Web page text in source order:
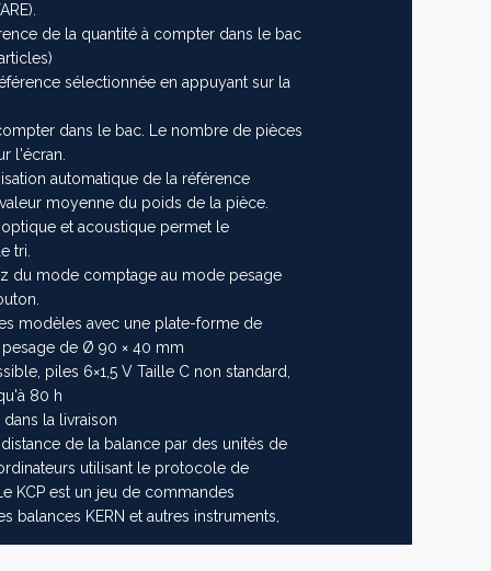
de la quantité à compter dans le bac
sélectionnée en appuyant sur la
dans le bac. Le nombre de pièces
l'écran.
automatique de la référence
moyenne du poids de la pièce.
et acoustique permet le
tri.
du mode comptage au mode pesage
modèles avec une plate-forme de
de Ø 90 × 40 mm
piles 6×1,5 V Taille C non standard,
80 h
la livraison
de la balance par des unités de
utilisant le protocole de
KCP est un jeu de commandes
balances KERN et autres instruments,